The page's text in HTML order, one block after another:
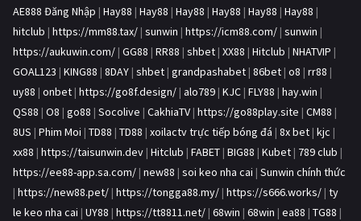
AE888 Đăng Nhập | Hay88 | Hay88 | Hay88 | Hay88 | Hay88 | Hay88 |
hitclub | https://mm88.tax/ | sunwin | https://icm88.com/ | sunwin |
https://aukuwin.com/ | GG88 | RR88 | shbet | XX88 | Hitclub | NHATVIP |
GOAL123 | KING88 | 8DAY | shbet | grandpashabet | 86bet | o8 | rr88 |
uy88 | onbet | https://go8f.design/ | alo789 | KJC | FLY88 | hay.win |
QS88 | O8 | go88 | Socolive | CakhiaTV | https://go88play.site | CM88 |
8US | Phim Moi | TD88 | TD88 | xoilactv trực tiếp bóng đá | 8x bet | kjc |
xx88 | https://taisunwin.dev | Hitclub | FABET | BIG88 | Kubet | 789 club |
https://ee88-app.sa.com/ | new88 | soi keo nha cai | Sunwin chính thức
| https://new88.pet/ | https://tongga88.my/ | https://s666.works/ | ty
le keo nha cai | UY88 | https://tt8811.net/ | 68win | 68win | ea88 | TG88 |